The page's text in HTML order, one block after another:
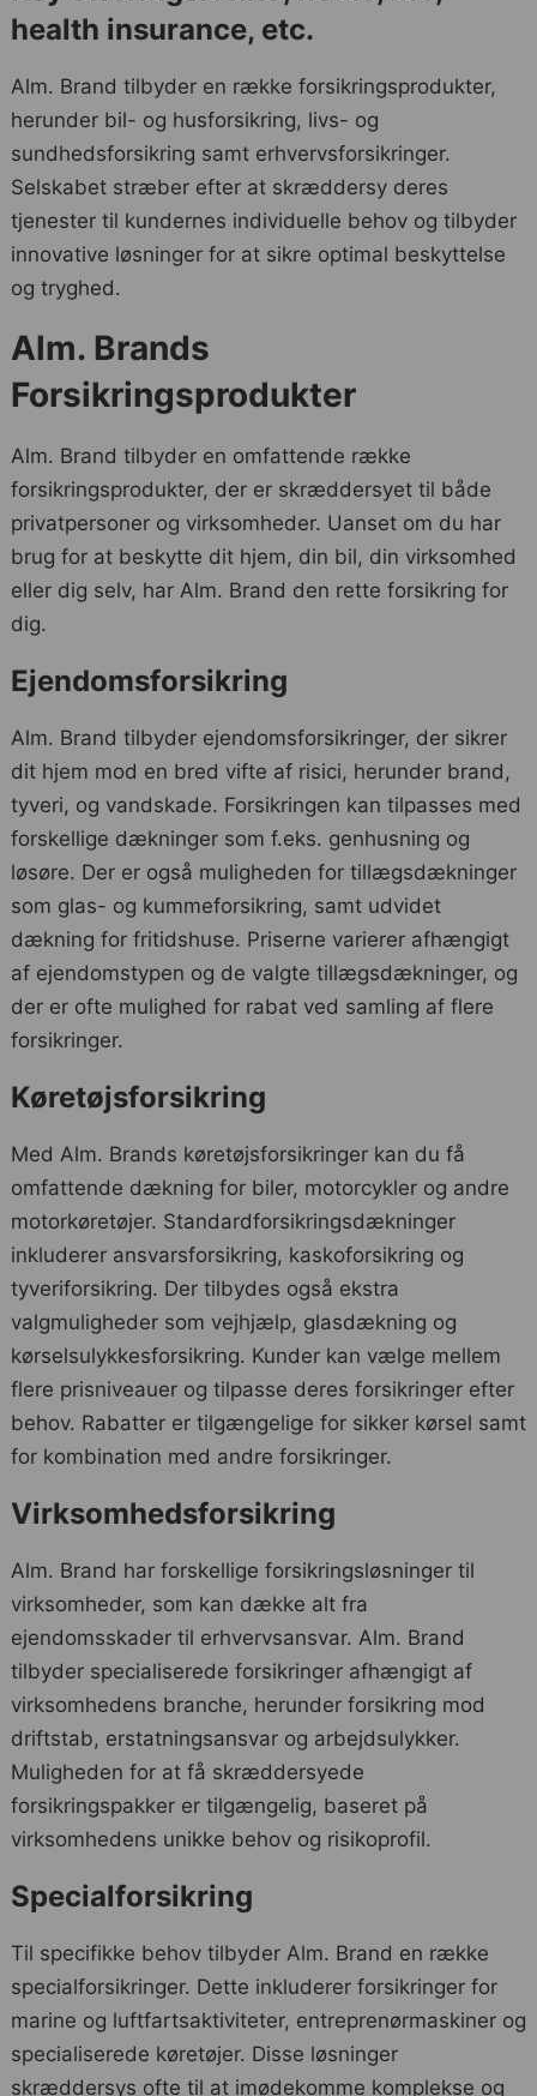
health insurance, etc.
Alm. Brand tilbyder en række forsikringsprodukter,
herunder bil- og husforsikring, livs- og
sundhedsforsikring samt erhvervsforsikringer.
Selskabet stræber efter at skræddersy deres
tjenester til kundernes individuelle behov og tilbyder
innovative løsninger for at sikre optimal beskyttelse
og tryghed.
Alm. Brands
Forsikringsprodukter
Alm. Brand tilbyder en omfattende række
forsikringsprodukter, der er skræddersyet til både
privatpersoner og virksomheder. Uanset om du har
brug for at beskytte dit hjem, din bil, din virksomhed
eller dig selv, har Alm. Brand den rette forsikring for
dig.
Ejendomsforsikring
Alm. Brand tilbyder ejendomsforsikringer, der sikrer
dit hjem mod en bred vifte af risici, herunder brand,
tyveri, og vandskade. Forsikringen kan tilpasses med
forskellige dækninger som f.eks. genhusning og
løsøre. Der er også muligheden for tillægsdækninger
som glas- og kummeforsikring, samt udvidet
dækning for fritidshuse. Priserne varierer afhængigt
af ejendomstypen og de valgte tillægsdækninger, og
der er ofte mulighed for rabat ved samling af flere
forsikringer.
Køretøjsforsikring
Med Alm. Brands køretøjsforsikringer kan du få
omfattende dækning for biler, motorcykler og andre
motorkøretøjer. Standardforsikringsdækninger
inkluderer ansvarsforsikring, kaskoforsikring og
tyveriforsikring. Der tilbydes også ekstra
valgmuligheder som vejhjælp, glasdækning og
kørselsulykkesforsikring. Kunder kan vælge mellem
flere prisniveauer og tilpasse deres forsikringer efter
behov. Rabatter er tilgængelige for sikker kørsel samt
for kombination med andre forsikringer.
Virksomhedsforsikring
Alm. Brand har forskellige forsikringsløsninger til
virksomheder, som kan dække alt fra
ejendomsskader til erhvervsansvar. Alm. Brand
tilbyder specialiserede forsikringer afhængigt af
virksomhedens branche, herunder forsikring mod
driftstab, erstatningsansvar og arbejdsulykker.
Muligheden for at få skræddersyede
forsikringspakker er tilgængelig, baseret på
virksomhedens unikke behov og risikoprofil.
Specialforsikring
Til specifikke behov tilbyder Alm. Brand en række
specialforsikringer. Dette inkluderer forsikringer for
marine og luftfartsaktiviteter, entreprenørmaskiner og
specialiserede køretøjer. Disse løsninger
skræddersys ofte til at imødekomme komplekse og